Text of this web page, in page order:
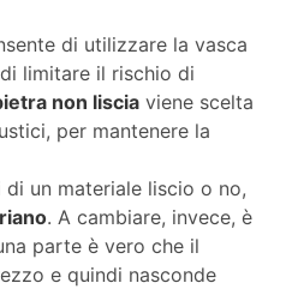
di utilizzare la vasca
limitare il rischio di
non liscia viene scelta
per mantenere la
un materiale liscio o no,
. A cambiare, invece, è
parte è vero che il
e quindi nasconde